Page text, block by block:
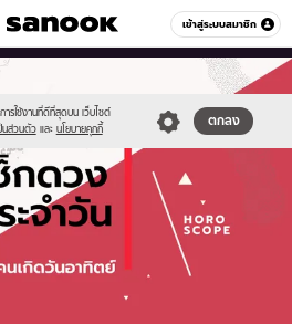
เข้าสู่ระบบสมาชิก
หมวดอื่นๆ
ารใช้งานที่ดีที่สุดบน เว็บไซต์
นส่วนตัว และ นโยบายคุกกี้
ตกลง
daily-